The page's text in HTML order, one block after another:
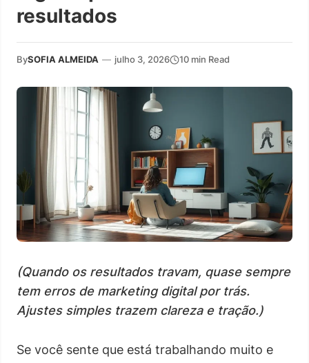
resultados
BySOFIA ALMEIDA — julho 3, 2026 10 min Read
(Quando os resultados travam, quase sempre
tem erros de marketing digital por trás.
Ajustes simples trazem clareza e tração.)
Se você sente que está trabalhando muito e